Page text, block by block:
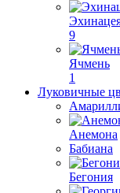
9
Ячмень
1
Луковичные
Анемона
Бабиана
Бегония